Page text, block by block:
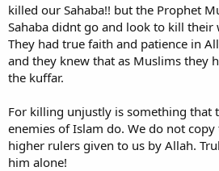
killed our Sahaba!! but the Prophet
Sahaba didnt go and look to kill their
They had true faith and patience in
and they knew that as Muslims they
the kuffar.
For killing unjustly is something that
enemies of Islam do. We do not
higher rulers given to us by Allah.
him alone!